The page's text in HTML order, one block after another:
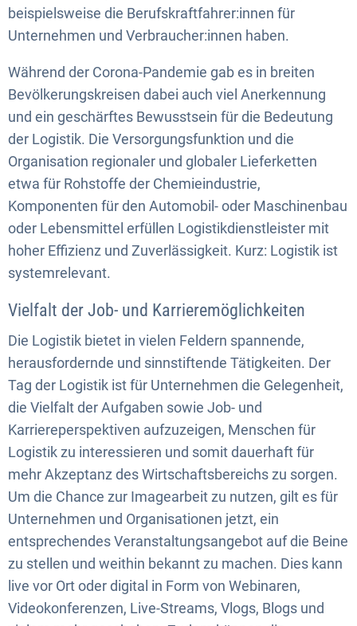
beispielsweise die Berufskraftfahrer:innen für
Unternehmen und Verbraucher:innen haben.
Während der Corona-Pandemie gab es in breiten
Bevölkerungskreisen dabei auch viel Anerkennung
und ein geschärftes Bewusstsein für die Bedeutung
der Logistik. Die Versorgungsfunktion und die
Organisation regionaler und globaler Lieferketten
etwa für Rohstoffe der Chemieindustrie,
Komponenten für den Automobil- oder Maschinenbau
oder Lebensmittel erfüllen Logistikdienstleister mit
hoher Effizienz und Zuverlässigkeit. Kurz: Logistik ist
systemrelevant.
Vielfalt der Job- und Karrieremöglichkeiten
Die Logistik bietet in vielen Feldern spannende,
herausfordernde und sinnstiftende Tätigkeiten. Der
Tag der Logistik ist für Unternehmen die Gelegenheit,
die Vielfalt der Aufgaben sowie Job- und
Karriereperspektiven aufzuzeigen, Menschen für
Logistik zu interessieren und somit dauerhaft für
mehr Akzeptanz des Wirtschaftsbereichs zu sorgen.
Um die Chance zur Imagearbeit zu nutzen, gilt es für
Unternehmen und Organisationen jetzt, ein
entsprechendes Veranstaltungsangebot auf die Beine
zu stellen und weithin bekannt zu machen. Dies kann
live vor Ort oder digital in Form von Webinaren,
Videokonferenzen, Live-Streams, Vlogs, Blogs und